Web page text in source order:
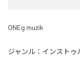
ONEg muzik
ジャンル： インストゥ